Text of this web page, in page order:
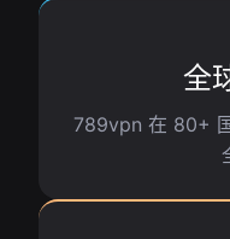
全
789vpn 在 80+